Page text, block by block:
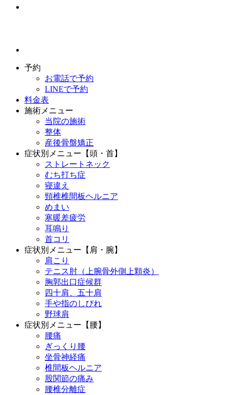
予約
お電話で予約
LINEで予約
料金表
施術メニュー
当院の施術
整体
産後骨盤矯正
症状別メニュー【頭・首】
ストレートネック
むち打ち症
寝違え
頸椎椎間板ヘルニア
めまい
寒暖差疲労
耳鳴り
首コリ
症状別メニュー【肩・腕】
肩こり
テニス肘（上腕骨外側上顆炎）
胸郭出口症候群
四十肩、五十肩
手や指のしびれ
野球肩
症状別メニュー【腰】
腰痛
ぎっくり腰
坐骨神経痛
椎間板ヘルニア
股関節の痛み
腰椎分離症